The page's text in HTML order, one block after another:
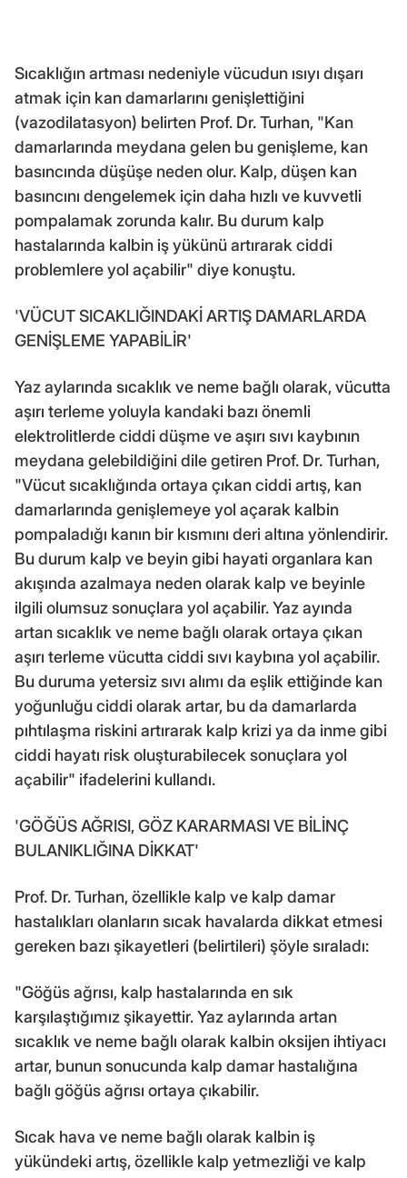
Sıcaklığın artması nedeniyle vücudun ısıyı dışarı
atmak için kan damarlarını genişlettiğini
(vazodilatasyon) belirten Prof. Dr. Turhan, "Kan
damarlarında meydana gelen bu genişleme, kan
basıncında düşüşe neden olur. Kalp, düşen kan
basıncını dengelemek için daha hızlı ve kuvvetli
pompalamak zorunda kalır. Bu durum kalp
hastalarında kalbin iş yükünü artırarak ciddi
problemlere yol açabilir" diye konuştu.
'VÜCUT SICAKLIĞINDAKİ ARTIŞ DAMARLARDA
GENİŞLEME YAPABİLİR'
Yaz aylarında sıcaklık ve neme bağlı olarak, vücutta
aşırı terleme yoluyla kandaki bazı önemli
elektrolitlerde ciddi düşme ve aşırı sıvı kaybının
meydana gelebildiğini dile getiren Prof. Dr. Turhan,
"Vücut sıcaklığında ortaya çıkan ciddi artış, kan
damarlarında genişlemeye yol açarak kalbin
pompaladığı kanın bir kısmını deri altına yönlendirir.
Bu durum kalp ve beyin gibi hayati organlara kan
akışında azalmaya neden olarak kalp ve beyinle
ilgili olumsuz sonuçlara yol açabilir. Yaz ayında
artan sıcaklık ve neme bağlı olarak ortaya çıkan
aşırı terleme vücutta ciddi sıvı kaybına yol açabilir.
Bu duruma yetersiz sıvı alımı da eşlik ettiğinde kan
yoğunluğu ciddi olarak artar, bu da damarlarda
pıhtılaşma riskini artırarak kalp krizi ya da inme gibi
ciddi hayatı risk oluşturabilecek sonuçlara yol
açabilir" ifadelerini kullandı.
'GÖĞÜS AĞRISI, GÖZ KARARMASI VE BİLİNÇ
BULANIKLIĞINA DİKKAT'
Prof. Dr. Turhan, özellikle kalp ve kalp damar
hastalıkları olanların sıcak havalarda dikkat etmesi
gereken bazı şikayetleri (belirtileri) şöyle sıraladı:
"Göğüs ağrısı, kalp hastalarında en sık
karşılaştığımız şikayettir. Yaz aylarında artan
sıcaklık ve neme bağlı olarak kalbin oksijen ihtiyacı
artar, bunun sonucunda kalp damar hastalığına
bağlı göğüs ağrısı ortaya çıkabilir.
Sıcak hava ve neme bağlı olarak kalbin iş
yükündeki artış, özellikle kalp yetmezliği ve kalp